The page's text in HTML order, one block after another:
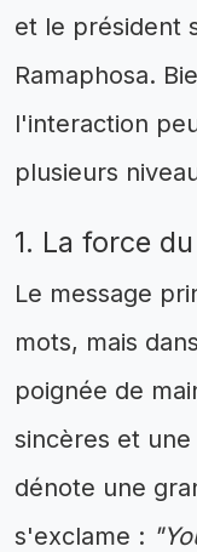
et le président
Ramaphosa.
l'interaction
plusieurs
1. La force
Le message
mots, mais
poignée de
sincères et
dénote une
s'exclame :